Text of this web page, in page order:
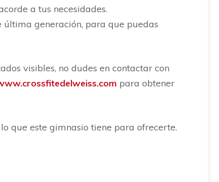
a tus necesidades.
generación, para que puedas
visibles, no dudes en contactar con
para obtener
que este gimnasio tiene para ofrecerte.